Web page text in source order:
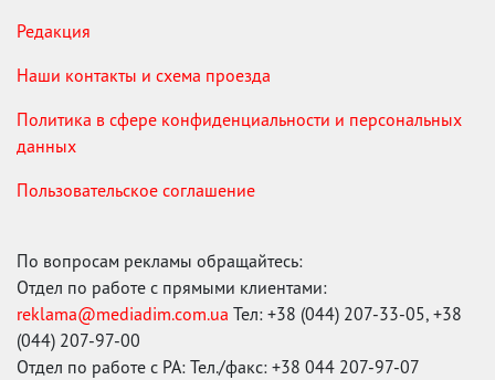
Редакция
Наши контакты и схема проезда
Политика в сфере конфиденциальности и персональных
данных
Пользовательское соглашение
По вопросам рекламы обращайтесь:
Отдел по работе с прямыми клиентами:
reklama@mediadim.com.ua Тел: +38 (044) 207-33-05, +38
(044) 207-97-00
Отдел по работе с РА: Тел./факс: +38 044 207-97-07